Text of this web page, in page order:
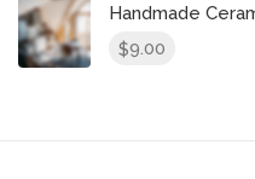
Handmade
$9.00